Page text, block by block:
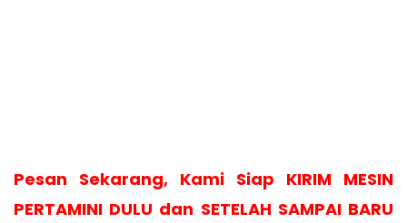
Pesan Sekarang, Kami Siap KIRIM MESIN
PERTAMINI DULU dan SETELAH SAMPAI BARU